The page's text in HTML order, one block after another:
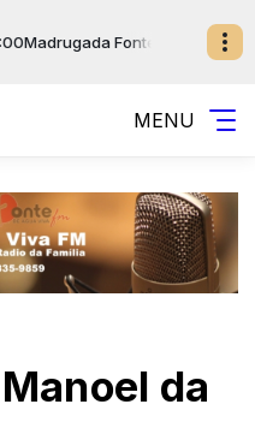
Fonte de Água Viva
MENU
da